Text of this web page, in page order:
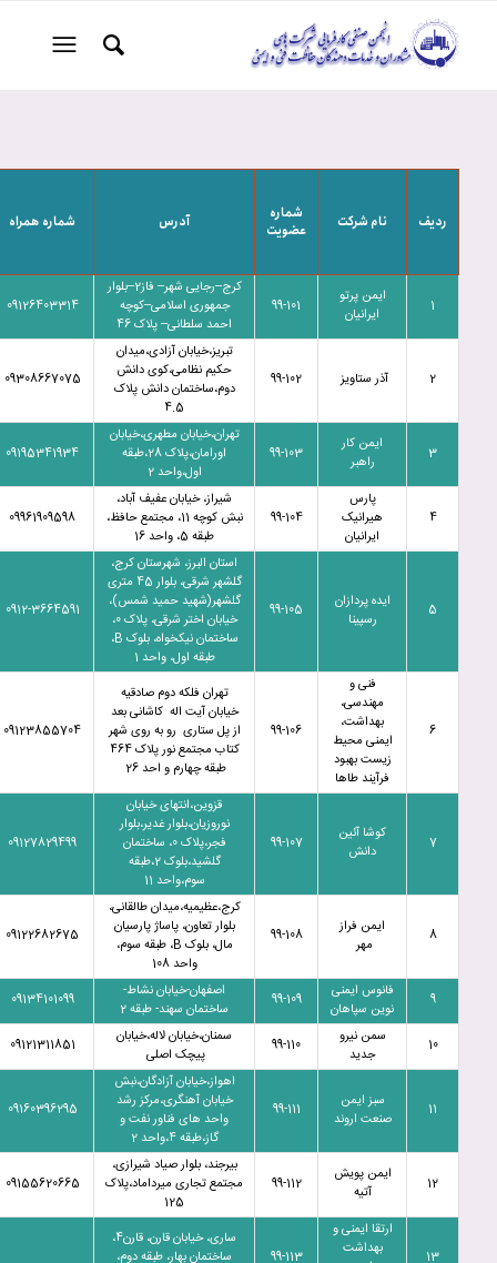
ردیف نام شرکت
شماره
عضویت
آدرس شماره همراه
1
ایمن پرتو
ایرانیان
99-101
کرج–رجایی شهر– فاز2–بلوار
جمهوری اسلامی–کوچه
احمد سلطانی– پلاک 46
09126403314
2 آذر ستاویز 99-102
تبریز،خیابان آزادی،میدان
حکیم نظامی،کوی دانش
دوم،ساختمان دانش پلاک
4.5
09308667075
3
ایمن کار
راهبر
99-103
تهران،خیابان مطهری،خیابان
اورامان،پلاک 28،طبقه
اول،واحد 2
09195341934
4
پارس
هیرانیک
ایرانیان
99-104
شیراز، خیابان عفیف آباد،
نبش کوچه 11، مجتمع حافظ،
طبقه 5، واحد 16
09961909598
5
ایده پردازان
رسپینا
99-105
استان البرز، شهرستان کرج،
گلشهر شرقی، بلوار 45 متری
گلشهر(شهید حمید شمس)،
خیابان اختر شرقی، پلاک 0،
ساختمان نیکخواه، بلوک B،
طبقه اول، واحد 1
0912-3664591
6
فنی و
مهندسی،
بهداشت،
ایمنی محیط
زیست بهبود
فرآیند طاها
99-106
تهران فلکه دوم صادقیه
خیابان آیت اله کاشانی بعد
از پل ستاری رو به روی شهر
کتاب مجتمع نور پلاک 464
طبقه چهارم و احد 26
09123855704
7
کوشا آئین
دانش
99-107
قزوین،انتهای خیابان
نوروزیان،بلوار غدیر،بلوار
فجر،پلاک 0، ساختمان
گلشید،بلوک 2،طبقه
سوم،واحد 11
09127829499
8
ایمن فراز
مهر
99-108
کرج،عظیمیه،میدان طالقانی،
بلوار تعاون، پاساژ پارسیان
مال، بلوک B، طبقه سوم،
واحد 108
09122682675
9
فانوس ایمنی
نوین سپاهان
99-109
اصفهان-خیابان نشاط-
ساختمان سهند- طبقه 2
09134101099
10
سمن نیرو
جدید
99-110
سمنان،خیابان لاله،خیابان
پیچک اصلی
09121311851
11
سبز ایمن
صنعت اروند
99-111
اهواز،خیابان آزادگان،نبش
خیابان آهنگری،مرکز رشد
واحد های فناور نفت و
گاز،طبقه 4،واحد 2
09160396295
12
ایمن پویش
آتیه
99-112
بیرجند، بلوار صیاد شیرازی،
مجتمع تجاری میرداماد،پلاک
125
09155620665
13
ارتقا ایمنی و
بهداشت
99-113
ساری، خیابان قارن، قارن4،
ساختمان بهار، طبقه دوم،